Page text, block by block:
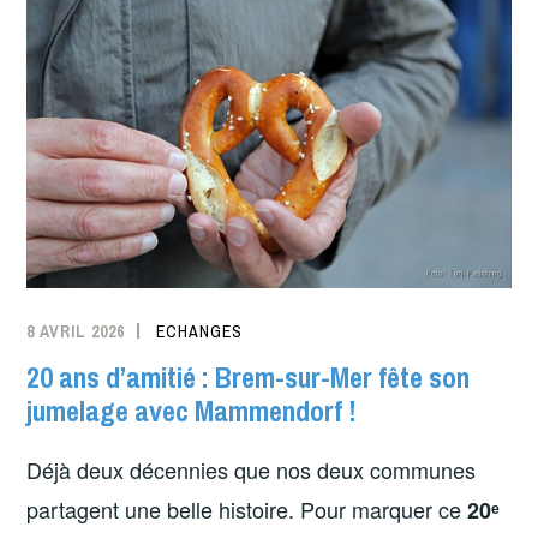
8 AVRIL 2026 ECHANGES
20 ans d’amitié : Brem-sur-Mer fête son
jumelage avec Mammendorf !
Déjà deux décennies que nos deux communes
partagent une belle histoire. Pour marquer ce20ᵉ